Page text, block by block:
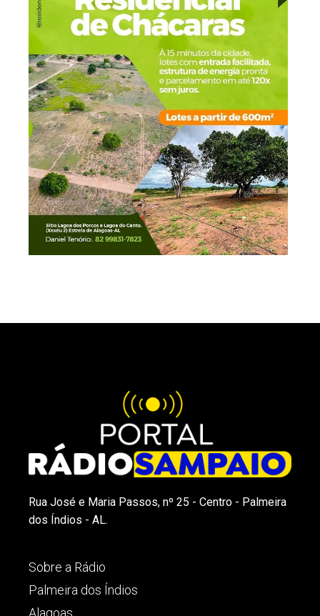
Rua José e Maria Passos, nº 25 - Centro - Palmeira
dos Índios - AL.
Sobre a Rádio
Palmeira dos Índios
Alagoas